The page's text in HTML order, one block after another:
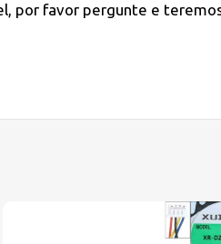
por favor pergunte e